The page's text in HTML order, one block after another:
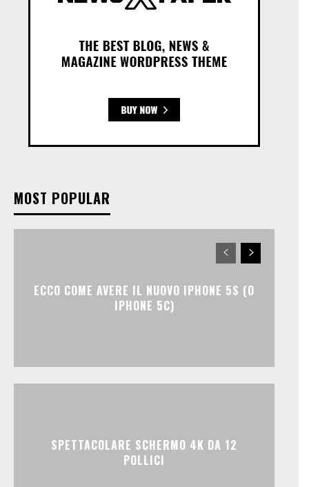
MOST POPULAR
ECCO COME AVERE IL NUOVO IPHONE 5S (O
IPHONE 5C)
SPETTACOLARE SCHERMO 4K DA 12
POLLICI